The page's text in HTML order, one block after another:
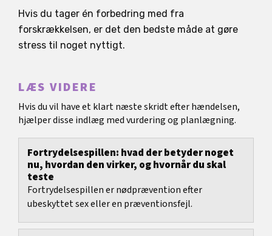
Hvis du tager én forbedring med fra
forskrækkelsen, er det den bedste måde at gøre
stress til noget nyttigt.
LÆS VIDERE
Hvis du vil have et klart næste skridt efter hændelsen,
hjælper disse indlæg med vurdering og planlægning.
Fortrydelsespillen: hvad der betyder noget
nu, hvordan den virker, og hvornår du skal
teste
Fortrydelsespillen er nødprævention efter
ubeskyttet sex eller en præventionsfejl.